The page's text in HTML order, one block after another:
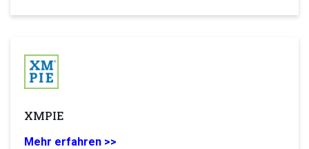
XMPIE
Mehr erfahren >>